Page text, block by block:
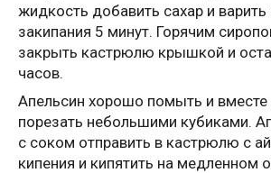
жидкость добавить сахар и
закипания 5 минут. Горячим
закрыть кастрюлю крышкой и
часов.
Апельсин хорошо помыть и вместе
порезать небольшими кубиками.
с соком отправить в кастрюлю с
кипения и кипятить на медленном